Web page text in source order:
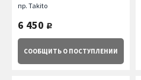
пр. Takito
6 450 руб.
СООБЩИТЬ О ПОСТУПЛЕНИИ